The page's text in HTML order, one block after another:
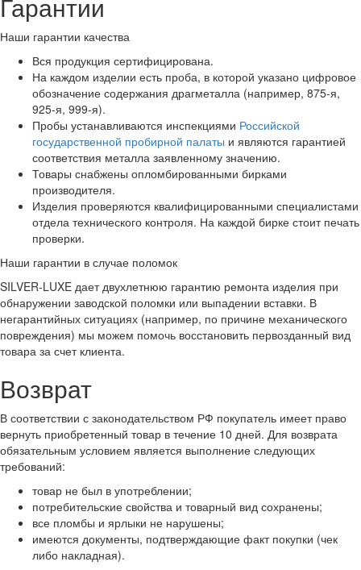
Гарантии
Наши гарантии качества
Вся продукция сертифицирована.
На каждом изделии есть проба, в которой указано цифровое
обозначение содержания драгметалла (например, 875-я,
925-я, 999-я).
Пробы устанавливаются инспекциями Российской
государственной пробирной палаты и являются гарантией
соответствия металла заявленному значению.
Товары снабжены опломбированными бирками
производителя.
Изделия проверяются квалифицированными специалистами
отдела технического контроля. На каждой бирке стоит печать
проверки.
Наши гарантии в случае поломок
SILVER-LUXE дает двухлетнюю гарантию ремонта изделия при
обнаружении заводской поломки или выпадении вставки. В
негарантийных ситуациях (например, по причине механического
повреждения) мы можем помочь восстановить первозданный вид
товара за счет клиента.
Возврат
В соответствии с законодательством РФ покупатель имеет право
вернуть приобретенный товар в течение 10 дней. Для возврата
обязательным условием является выполнение следующих
требований:
товар не был в употреблении;
потребительские свойства и товарный вид сохранены;
все пломбы и ярлыки не нарушены;
имеются документы, подтверждающие факт покупки (чек
либо накладная).